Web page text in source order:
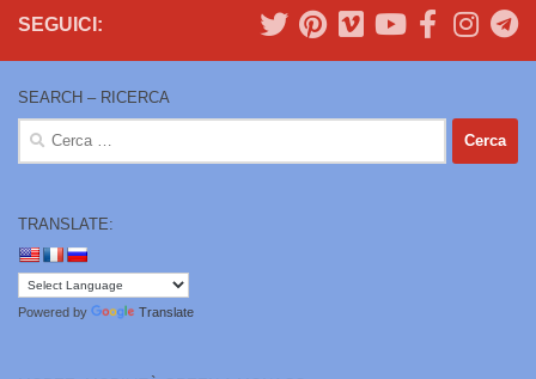
SEGUICI:
SEARCH – RICERCA
Ricerca
TRANSLATE:
Powered by Translate